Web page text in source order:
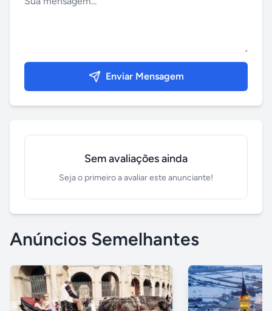
Enviar Mensagem
Sem avaliações ainda
Seja o primeiro a avaliar este anunciante!
Anúncios Semelhantes